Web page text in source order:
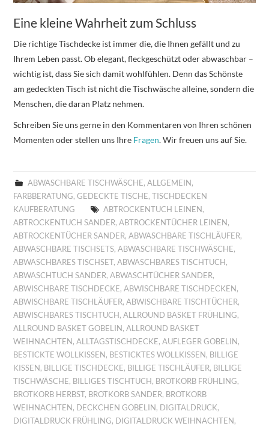
Eine kleine Wahrheit zum Schluss
Die richtige Tischdecke ist immer die, die Ihnen gefällt und zu
Ihrem Leben passt. Ob elegant, fleckgeschützt oder abwaschbar –
wichtig ist, dass Sie sich damit wohlfühlen. Denn das Schönste
am gedeckten Tisch ist nicht die Tischwäsche alleine, sondern die
Menschen, die daran Platz nehmen.
Schreiben Sie uns gerne in den Kommentaren von Ihren schönen
Momenten oder stellen uns Ihre Fragen. Wir freuen uns auf Sie.
ABWASCHBARE TISCHWÄSCHE, ALLGEMEIN ,
FARBBERATUNG,GEDECKTE TISCHE,TISCHDECKEN
KAUFBERATUNG
ABTROCKENTUCH LEINEN ,
ABTROCKENTUCH SANDER,ABTROCKENTÜCHER LEINEN ,
ABTROCKENTÜCHER SANDER,ABWASCHBARE TISCHLÄUFER,
ABWASCHBARE TISCHSETS,ABWASCHBARE TISCHWÄSCHE,
ABWASCHBARES TISCHSET,ABWASCHBARES TISCHTUCH ,
ABWASCHTUCH SANDER,ABWASCHTÜCHER SANDER,
ABWISCHBARE TISCHDECKE,ABWISCHBARE TISCHDECKEN ,
ABWISCHBARE TISCHLÄUFER,ABWISCHBARE TISCHTÜCHER,
ABWISCHBARES TISCHTUCH ,ALLROUND BASKET FRÜHLING,
ALLROUND BASKET GOBELIN ,ALLROUND BASKET
WEIHNACHTEN ,ALLTAGSTISCHDECKE,AUFLEGER GOBELIN ,
BESTICKTE WOLLKISSEN , BESTICKTES WOLLKISSEN , BILLIGE
KISSEN , BILLIGE TISCHDECKE, BILLIGE TISCHLÄUFER, BILLIGE
TISCHWÄSCHE, BILLIGES TISCHTUCH , BROTKORB FRÜHLING,
BROTKORB HERBST, BROTKORB SANDER, BROTKORB
WEIHNACHTEN , DECKCHEN GOBELIN , DIGITALDRUCK,
DIGITALDRUCK FRÜHLING, DIGITALDRUCK WEIHNACHTEN ,